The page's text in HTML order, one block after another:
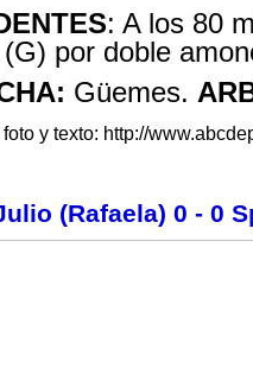
: A los 80
(G) por doble
Güemes.
y texto: http://
(Rafaela) 0 - 0